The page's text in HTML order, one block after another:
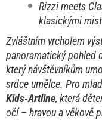
Rizzi meets
klasickými
Zvláštním vrcholem
panoramatický pohled
který návštěvníkům
srdce umělce. Pro
Kids-Artline, která
očí – hravou a věkově